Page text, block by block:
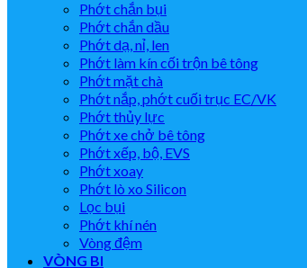
Phớt chắn bụi
Phớt chắn dầu
Phớt dạ, nỉ, len
Phớt làm kín cối trộn bê tông
Phớt mặt chà
Phớt nắp, phớt cuối trục EC/VK
Phớt thủy lực
Phớt xe chở bê tông
Phớt xếp, bộ, EVS
Phớt xoay
Phớt lò xo Silicon
Lọc bụi
Phớt khí nén
Vòng đệm
VÒNG BI